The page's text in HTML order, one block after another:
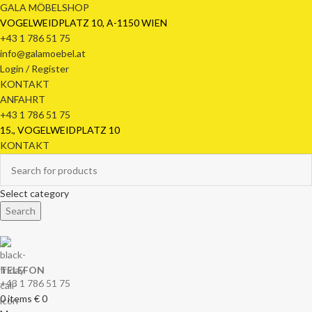
GALA MÖBELSHOP
VOGELWEIDPLATZ 10, A-1150 WIEN
+43 1 786 51 75
info@galamoebel.at
Login / Register
KONTAKT
ANFAHRT
+43 1 786 51 75
15., VOGELWEIDPLATZ 10
KONTAKT
Select category
Search
TELEFON
+43 1 786 51 75
0items €0